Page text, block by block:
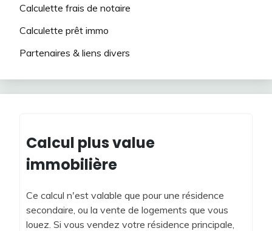
Calculette frais de notaire
Calculette prêt immo
Partenaires & liens divers
Calcul plus value
immobilière
Ce calcul n'est valable que pour une résidence
secondaire, ou la vente de logements que vous
louez. Si vous vendez votre résidence principale,